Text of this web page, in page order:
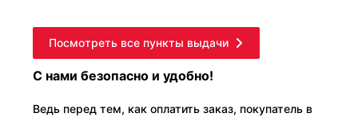
Посмотреть все пункты выдачи
С нами безопасно и удобно!
Ведь перед тем, как оплатить заказ, покупатель в